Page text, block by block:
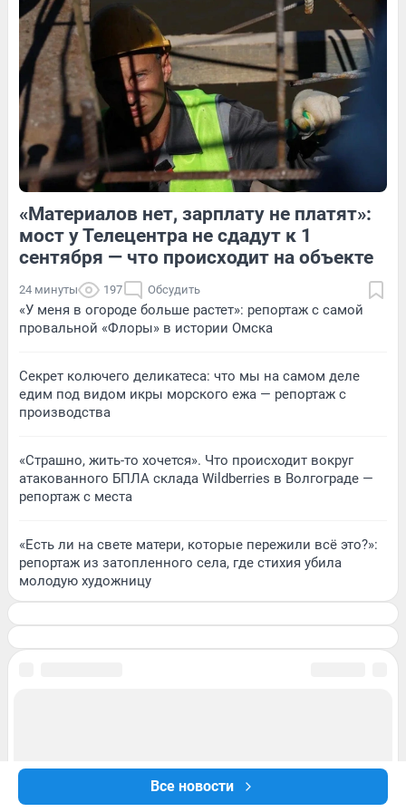
Все новости
1 Обсудить 3 Обсудить
Обсудить Обсудить
«Материалов нет, зарплату не платят»:
мост у Телецентра не сдадут к 1
сентября — что происходит на объекте
24 минуты 197 Обсудить
«У меня в огороде больше растет»: репортаж с самой
провальной «Флоры» в истории Омска
Секрет колючего деликатеса: что мы на самом деле
едим под видом икры морского ежа — репортаж с
производства
«Страшно, жить-то хочется». Что происходит вокруг
атакованного БПЛА склада Wildberries в Волгограде —
репортаж с места
«Есть ли на свете матери, которые пережили всё это?»:
репортаж из затопленного села, где стихия убила
молодую художницу